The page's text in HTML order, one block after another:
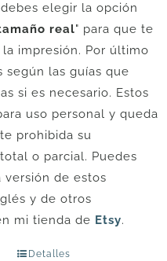
elegir la opción
real" para que te
impresión. Por último
según las guías que
si es necesario. Estos
uso personal y queda
prohibida su
o parcial. Puedes
versión de estos
y de otros
mi tienda de Etsy.
Detalles